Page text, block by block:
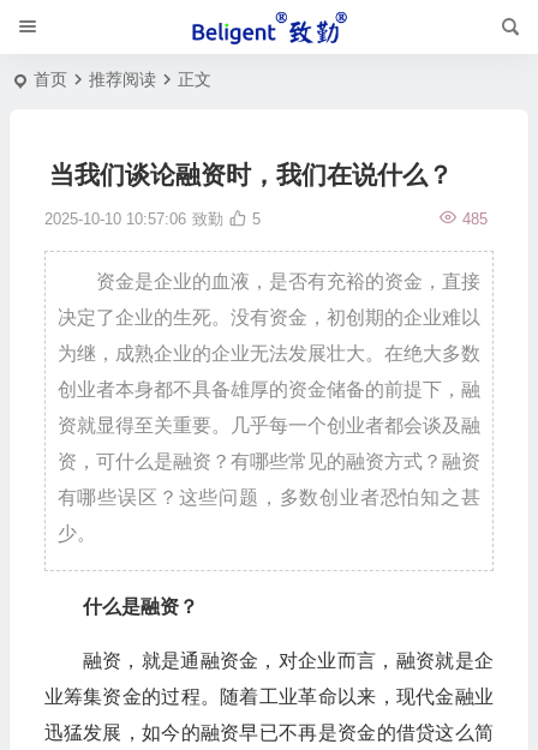
首页 推荐阅读 正文
当我们谈论融资时，我们在说什么？
2025-10-10 10:57:06 致勤 485
5
资金是企业的血液，是否有充裕的资金，直接
决定了企业的生死。没有资金，初创期的企业难以
为继，成熟企业的企业无法发展壮大。在绝大多数
创业者本身都不具备雄厚的资金储备的前提下，融
资就显得至关重要。几乎每一个创业者都会谈及融
资，可什么是融资？有哪些常见的融资方式？融资
有哪些误区？这些问题，多数创业者恐怕知之甚
少。
什么是融资？
融资，就是通融资金，对企业而言，融资就是企
业筹集资金的过程。随着工业革命以来，现代金融业
迅猛发展，如今的融资早已不再是资金的借贷这么简